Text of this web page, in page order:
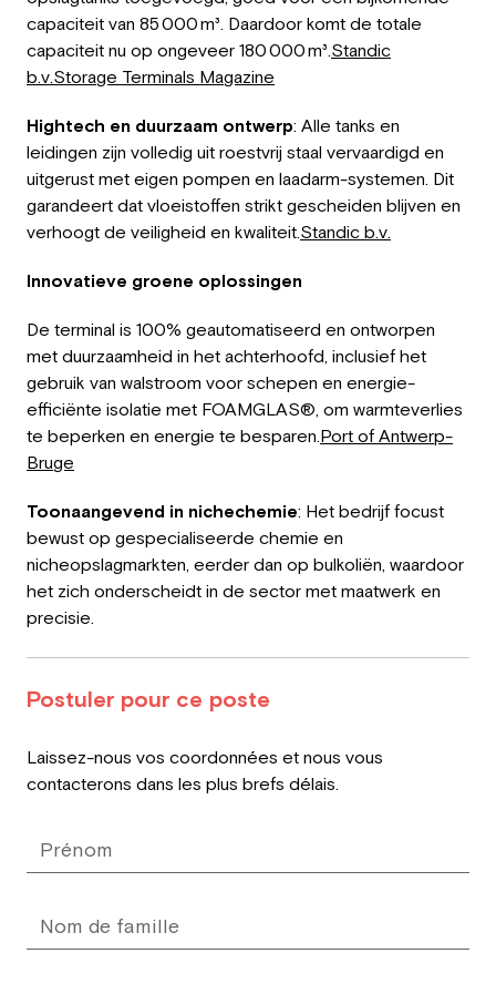
capaciteit van 85 000 m³. Daardoor komt de totale
capaciteit nu op ongeveer 180 000 m³.Standic
b.v.Storage Terminals Magazine
Hightech en duurzaam ontwerp: Alle tanks en
leidingen zijn volledig uit roestvrij staal vervaardigd en
uitgerust met eigen pompen en laadarm-systemen. Dit
garandeert dat vloeistoffen strikt gescheiden blijven en
verhoogt de veiligheid en kwaliteit.Standic b.v.
Innovatieve groene oplossingen
De terminal is 100% geautomatiseerd en ontworpen
met duurzaamheid in het achterhoofd, inclusief het
gebruik van walstroom voor schepen en energie-
efficiënte isolatie met FOAMGLAS®, om warmteverlies
te beperken en energie te besparen.Port of Antwerp-
Bruge
Toonaangevend in nichechemie: Het bedrijf focust
bewust op gespecialiseerde chemie en
nicheopslagmarkten, eerder dan op bulkoliën, waardoor
het zich onderscheidt in de sector met maatwerk en
precisie.
Postuler pour ce poste
Laissez-nous vos coordonnées et nous vous
contacterons dans les plus brefs délais.